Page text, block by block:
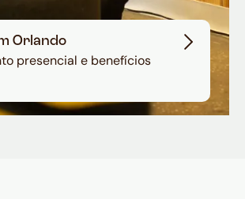
Orlando
presencial e benefícios